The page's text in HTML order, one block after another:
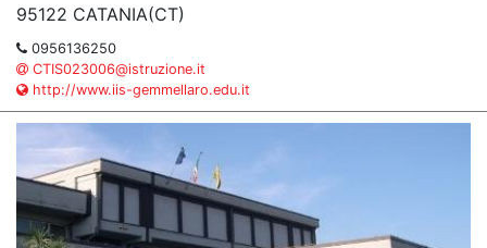
95122 CATANIA(CT)
0956136250
CTIS023006@istruzione.it
http://www.iis-gemmellaro.edu.it